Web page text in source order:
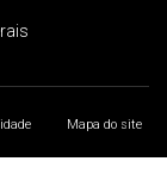
Mapa do site